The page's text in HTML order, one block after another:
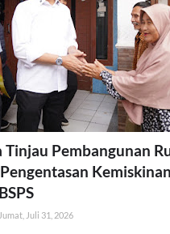
Pembangunan
Jumat, Juli 31, 2026